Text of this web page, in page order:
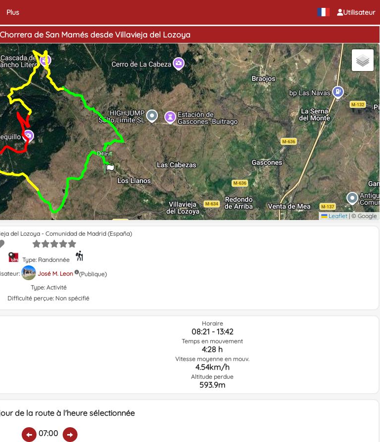
Utilisateur
Plus
de San Mamés desde Villavieja del Lozoya
Début
Fin
Leaflet | © Google
del Lozoya - Comunidad de Madrid (España)
Type: Randonnée
José M. Leon
(Publique)
Type: Activité
Difficulté perçue: Non spécifié
Horaire
08:21 - 13:42
Temps en mouvement
4:28 h
Vitesse moyenne en mouv.
4.54km/h
Altitude perdue
593.9m
de la route à l'heure sélectionnée
07:00